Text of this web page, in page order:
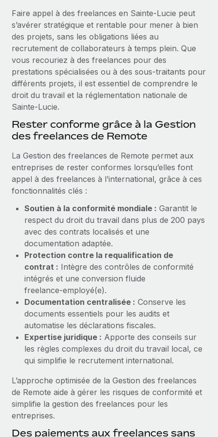
SERVICES
Demandez aux experts
Recevez des conseils d’experts sur les RH à
l’international et la conformité
Contrôles d’antécédents
Simplifiez vos processus de présélection des
candidats
Remote Watchtower
Gardez un temps d’avance sur les risques en
Gestion des appareils
Achetez et suivez vos équipements informatiques
dans le monde entier
Création d’entité
Établissez des entités rapidement et en toute
conformité
Mobilité et déménagement international
Organisez facilement le déménagement de vos
employés
Avantages sociaux
Gérez facilement les avantages sociaux
Devenir partenaire
Explorez avec nous vos opportunités de partenariat
Remote Build Bientôt disponible
Conseil en intégrations et automatisations assistées par
ÉTUDES DE CAS
Données sur les salaires et les talents
Centre de ressources
Obtenir de l’aide
Voir toutes les ressources
BLOG
Paie multipays
EOR et PEO
Gestion des freelances
Taxes
Explorer le blog
BLOG
Mises à jour des produits de Remote :
Intégrations Gusto et Xero et Gestion des
freelances Plus
Remote a toujours pour mission d'aider les entreprises de
toute taille à embaucher, gérer et payer...
En savoir plus
répartis dans 19 pays grâce à Remote
Phiture, un leader notable du conseil en matière de
croissance mobile internationale, encourage les...
En savoir plus
Faire appel à des freelances en Sainte‑Lucie peut
s’avérer stratégique et rentable pour mener à bien
des projets, sans les obligations liées au
recrutement de collaborateurs à temps plein. Que
vous recouriez à des freelances pour des
prestations spécialisées ou à des sous‑traitants pour
différents projets, il est essentiel de comprendre le
droit du travail et la réglementation nationale de
Sainte‑Lucie.
Rester conforme grâce à la Gestion
des freelances de Remote
La Gestion des freelances de Remote permet aux
entreprises de rester conformes lorsqu’elles font
appel à des freelances à l’international, grâce à ces
fonctionnalités clés :
Soutien à la conformité mondiale : Garantit le
respect du droit du travail dans plus de 200 pays
avec des contrats localisés et une
documentation adaptée.
Protection contre la requalification de
contrat : Intègre des contrôles de conformité
intégrés et une conversion fluide
freelance‑employé(e).
Documentation centralisée : Conserve les
documents essentiels pour les audits et
automatise les déclarations fiscales.
Expertise juridique : Apporte des conseils sur
les règles complexes du droit du travail local, ce
qui simplifie le recrutement international.
L’approche optimisée de la Gestion des freelances
de Remote aide à gérer les risques de conformité et
simplifie la gestion des freelances pour les
entreprises.
Des paiements aux freelances sans